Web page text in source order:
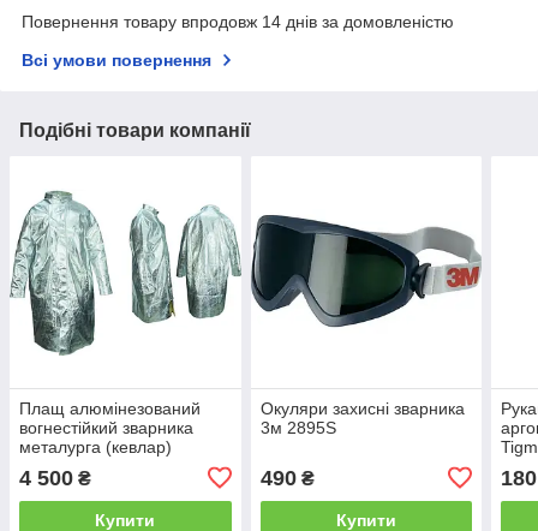
Повернення товару впродовж 14 днів за домовленістю
Всі умови повернення
Подібні товари компанії
Плащ алюмінезований
вогнестійкий зварника
металурга (кевлар)
4 500 ₴
Купити
Окуляри захисні зварника
3м 2895S
490₴
Купити
180